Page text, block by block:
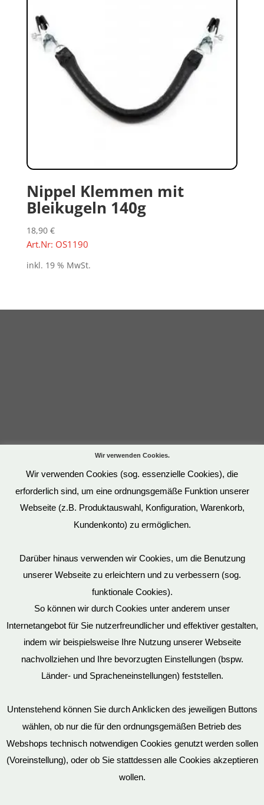
Nippel Klemmen mit
Bleikugeln 140g
18,90 €
Art.Nr: OS1190
inkl. 19 % MwSt.
Datenschutz
Mein Konto
Vertrag widerrufen
Wir verwenden Cookies.
Wir verwenden Cookies (sog. essenzielle Cookies), die
erforderlich sind, um eine ordnungsgemäße Funktion unserer
Webseite (z.B. Produktauswahl, Konfiguration, Warenkorb,
Kundenkonto) zu ermöglichen.
Darüber hinaus verwenden wir Cookies, um die Benutzung
unserer Webseite zu erleichtern und zu verbessern (sog.
funktionale Cookies).
So können wir durch Cookies unter anderem unser
Internetangebot für Sie nutzerfreundlicher und effektiver gestalten,
indem wir beispielsweise Ihre Nutzung unserer Webseite
nachvollziehen und Ihre bevorzugten Einstellungen (bspw.
Länder- und Spracheneinstellungen) feststellen.
Untenstehend können Sie durch Anklicken des jeweiligen Buttons
wählen, ob nur die für den ordnungsgemäßen Betrieb des
Webshops technisch notwendigen Cookies genutzt werden sollen
(Voreinstellung), oder ob Sie stattdessen alle Cookies akzeptieren
wollen.